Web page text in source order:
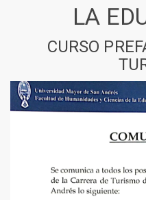
LA
CURSO